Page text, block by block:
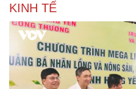
Cải chính
KINH TẾ